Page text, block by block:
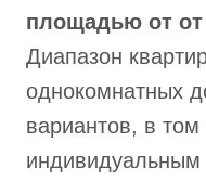
площадью от от
Диапазон
однокомнатных
вариантов, в
индивидуальным